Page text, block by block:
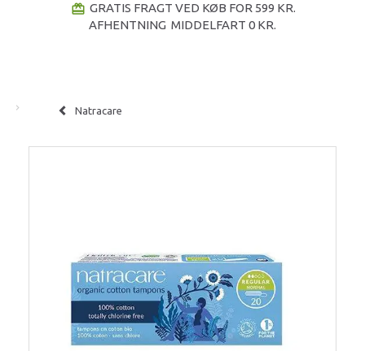
redeem GRATIS FRAGT VED KØB FOR 599 KR.
AFHENTNING MIDDELFART 0 KR.
Natracare